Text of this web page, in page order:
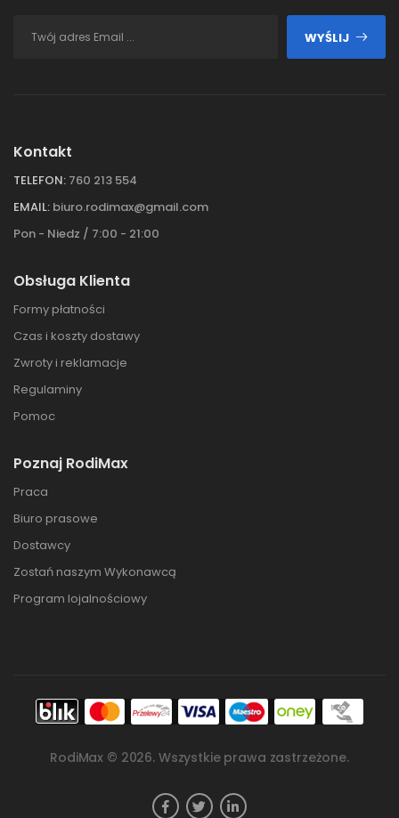
WYŚLIJ
Kontakt
TELEFON: 760 213 554
EMAIL: biuro.rodimax@gmail.com
Pon - Niedz / 7:00 - 21:00
Obsługa Klienta
Formy płatności
Czas i koszty dostawy
Zwroty i reklamacje
Regulaminy
Pomoc
Poznaj RodiMax
Praca
Biuro prasowe
Dostawcy
Zostań naszym Wykonawcą
Program lojalnościowy
RodiMax © 2026. Wszystkie prawa zastrzeżone.